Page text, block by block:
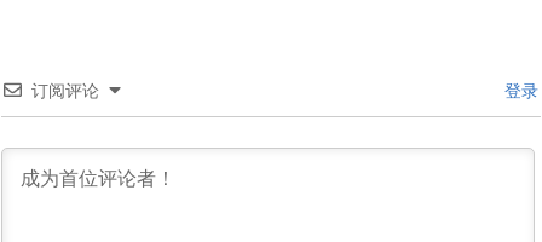
订阅评论 登录